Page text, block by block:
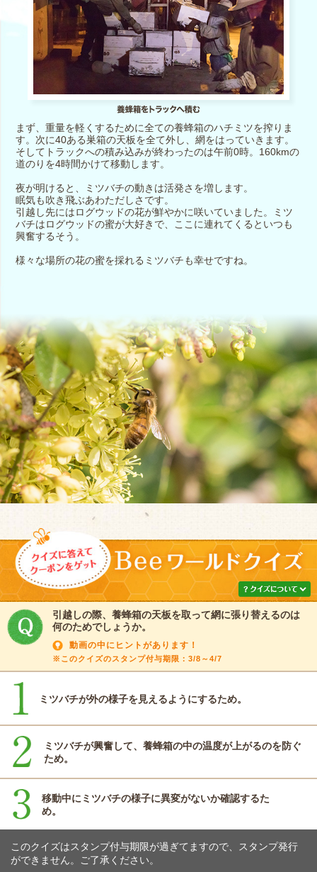
まず、重量を軽くするために全ての養蜂箱のハチミツを搾りま
す。次に40ある巣箱の天板を全て外し、網をはっていきます。
そしてトラックへの積み込みが終わったのは午前0時。160kmの
道のりを4時間かけて移動します。
夜が明けると、ミツバチの動きは活発さを増します。
眠気も吹き飛ぶあわただしさです。
引越し先にはログウッドの花が鮮やかに咲いていました。ミツ
バチはログウッドの蜜が大好きで、ここに連れてくるといつも
興奮するそう。
様々な場所の花の蜜を採れるミツバチも幸せですね。
引越しの際、養蜂箱の天板を取って網に張り替えるのは
何のためでしょうか。
動画の中にヒントがあります！
※このクイズのスタンプ付与期限：3/8～4/7
ミツバチが外の様子を見えるようにするため。
ミツバチが興奮して、養蜂箱の中の温度が上がるのを防ぐ
ため。
移動中にミツバチの様子に異変がないか確認するた
め。
このクイズはスタンプ付与期限が過ぎてますので、スタンプ発行
ができません。ご了承ください。